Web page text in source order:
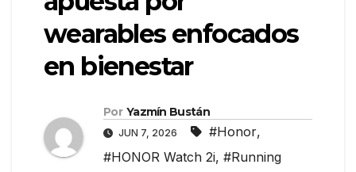
wearables enfocados
en bienestar
Por Yazmín Bustán
JUN 7, 2026 #Honor,
#HONOR Watch 2i, #Running